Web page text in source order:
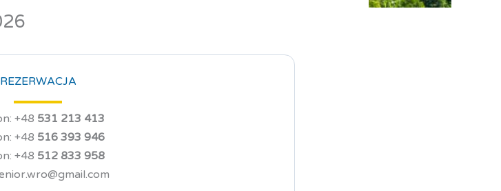
REZERWACJA
+48 531 213 413
+48 516 393 946
+48 512 833 958